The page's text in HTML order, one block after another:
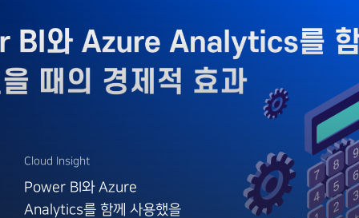
Cloud Insight
Power BI와 Azure
Analytics를 함께 사용했을